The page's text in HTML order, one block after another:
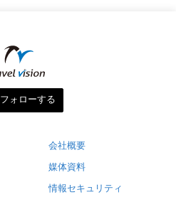
フォローする
会社概要
媒体資料
情報セキュリティ